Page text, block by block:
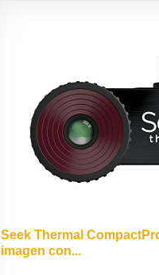
Seek Thermal
imagen con...